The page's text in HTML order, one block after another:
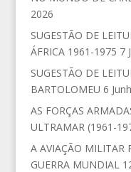
2026
SUGESTÃO DE
ÁFRICA 1961-1975 7
SUGESTÃO DE
BARTOLOMEU 6
AS FORÇAS
ULTRAMAR (1961-
A AVIAÇÃO MILITAR
GUERRA MUNDIAL